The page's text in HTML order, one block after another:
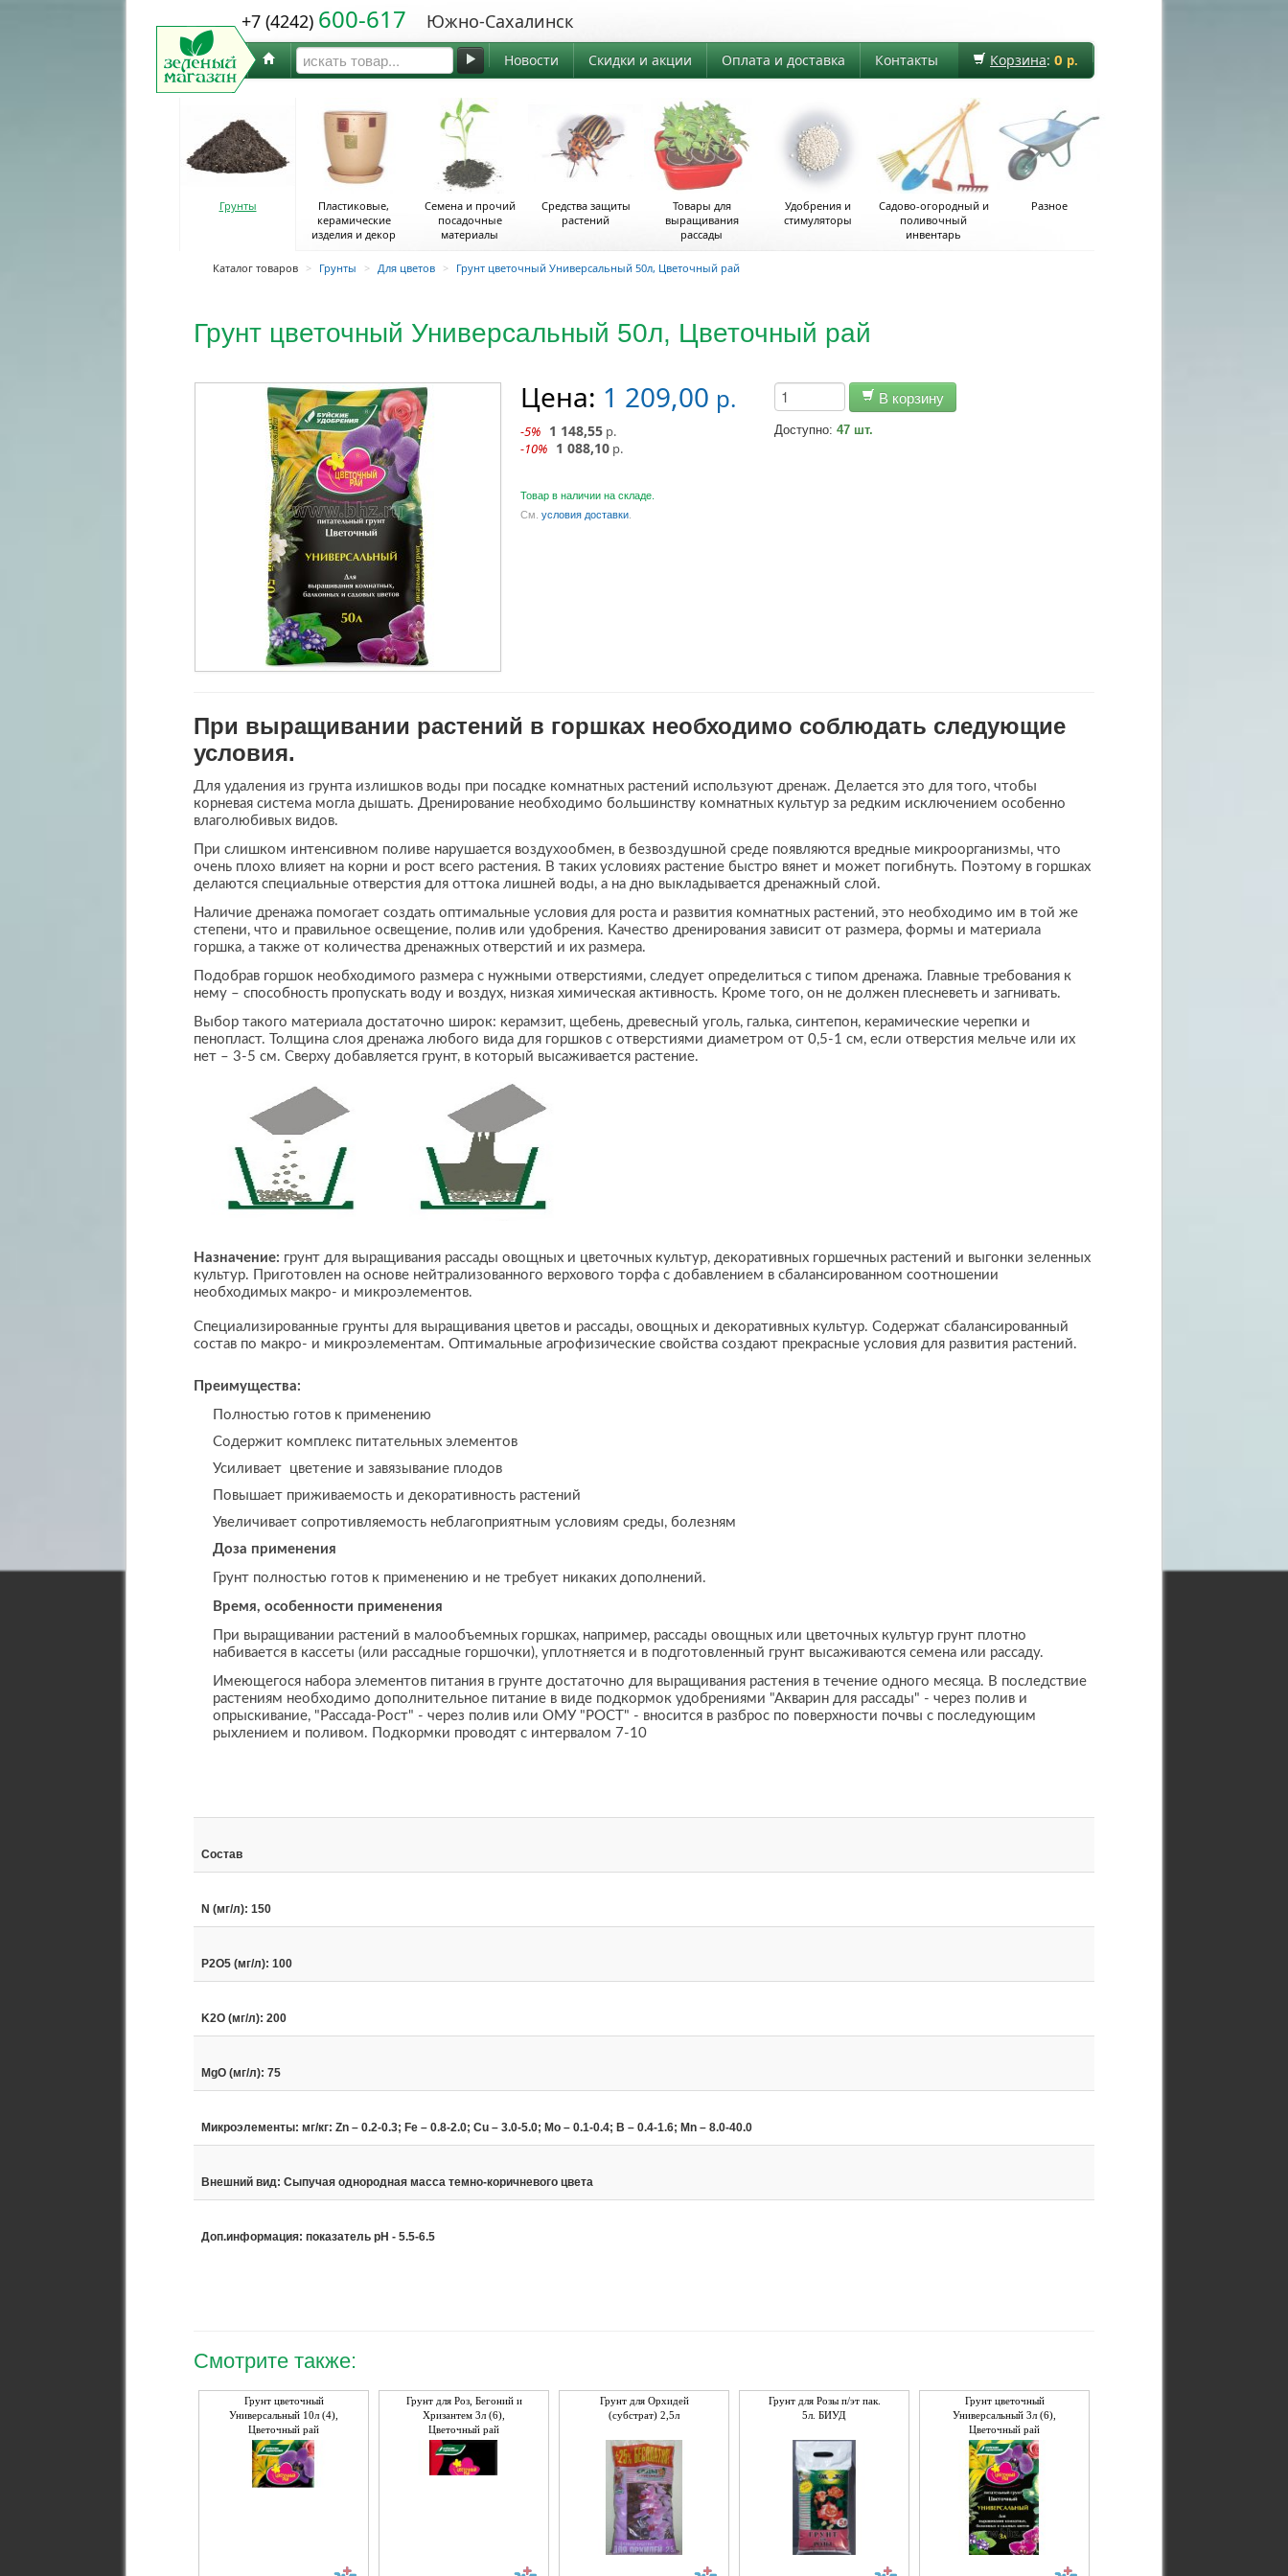
+7 (4242) 600-617 Южно-Сахалинск
Корзина: 0 р.
Новости Скидки и акции Оплата и доставка Контакты
Грунты
Пластиковые,
керамические
изделия и декор
Семена и прочий
посадочные
материалы
Средства защиты
растений
Товары для
выращивания
рассады
Удобрения и
стимуляторы
Садово-огородный и
поливочный
инвентарь
Разное
Каталог товаров > Грунты > Для цветов > Грунт цветочный Универсальный 50л, Цветочный рай
Грунт цветочный Универсальный 50л, Цветочный рай
Цена: 1 209,00 р.
-5% 1 148,55 р.
-10% 1 088,10 р.
В корзину
Доступно: 47 шт.
Товар в наличии на складе.
См. условия доставки
При выращивании растений в горшках необходимо соблюдать следующие
условия.
Для удаления из грунта излишков воды при посадке комнатных растений используют дренаж. Делается это для того, чтобы
корневая система могла дышать. Дренирование необходимо большинству комнатных культур за редким исключением особенно
влаголюбивых видов.
При слишком интенсивном поливе нарушается воздухообмен, в безвоздушной среде появляются вредные микроорганизмы, что
очень плохо влияет на корни и рост всего растения. В таких условиях растение быстро вянет и может погибнуть. Поэтому в горшках
делаются специальные отверстия для оттока лишней воды, а на дно выкладывается дренажный слой.
Наличие дренажа помогает создать оптимальные условия для роста и развития комнатных растений, это необходимо им в той же
степени, что и правильное освещение, полив или удобрения. Качество дренирования зависит от размера, формы и материала
горшка, а также от количества дренажных отверстий и их размера.
Подобрав горшок необходимого размера с нужными отверстиями, следует определиться с типом дренажа. Главные требования к
нему – способность пропускать воду и воздух, низкая химическая активность. Кроме того, он не должен плесневеть и загнивать.
Выбор такого материала достаточно широк: керамзит, щебень, древесный уголь, галька, синтепон, керамические черепки и
пенопласт. Толщина слоя дренажа любого вида для горшков с отверстиями диаметром от 0,5-1 см, если отверстия мельче или их
нет – 3-5 см. Сверху добавляется грунт, в который высаживается растение.
Назначение: грунт для выращивания рассады овощных и цветочных культур, декоративных горшечных растений и выгонки зеленных
культур. Приготовлен на основе нейтрализованного верхового торфа с добавлением в сбалансированном соотношении
необходимых макро- и микроэлементов.
Специализированные грунты для выращивания цветов и рассады, овощных и декоративных культур. Содержат сбалансированный
состав по макро- и микроэлементам. Оптимальные агрофизические свойства создают прекрасные условия для развития растений.
Преимущества:
Полностью готов к применению
Содержит комплекс питательных элементов
Усиливает цветение и завязывание плодов
Повышает приживаемость и декоративность растений
Увеличивает сопротивляемость неблагоприятным условиям среды, болезням
Доза применения
Грунт полностью готов к применению и не требует никаких дополнений.
Время, особенности применения
При выращивании растений в малообъемных горшках, например, рассады овощных или цветочных культур грунт плотно
набивается в кассеты (или рассадные горшочки), уплотняется и в подготовленный грунт высаживаются семена или рассаду.
Имеющегося набора элементов питания в грунте достаточно для выращивания растения в течение одного месяца. В последствие
растениям необходимо дополнительное питание в виде подкормок удобрениями "Акварин для рассады" - через полив и
опрыскивание, "Рассада-Рост" - через полив или ОМУ "РОСТ" - вносится в разброс по поверхности почвы с последующим
рыхлением и поливом. Подкормки проводят с интервалом 7-10
Состав
N (мг/л): 150
P2O5 (мг/л): 100
K2O (мг/л): 200
MgO (мг/л): 75
Микроэлементы: мг/кг: Zn – 0.2-0.3; Fe – 0.8-2.0; Cu – 3.0-5.0; Mo – 0.1-0.4; B – 0.4-1.6; Mn – 8.0-40.0
Внешний вид: Сыпучая однородная масса темно-коричневого цвета
Доп.информация: показатель pH - 5.5-6.5
Смотрите также:
Грунт цветочный
Универсальный 10л (4),
Цветочный рай
Грунт для Роз, Бегоний и
Хризантем 3л (6),
Цветочный рай
Грунт для Орхидей
(субстрат) 2,5л
Грунт для Розы п/эт пак.
5л. БИУД
Грунт цветочный
Универсальный 3л (6),
Цветочный рай